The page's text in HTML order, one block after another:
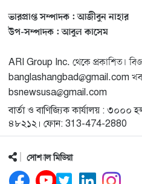
মিশিগানে ফ্রেন্ডস এন্ড
১৩
মিশিগানে ডেমোক্র্যাটদের
কেন এত মরিয়া
১৪
মুনা দাওয়াহ কনফারেন্স
১৫
শেখ হাসিনার সঙ্গে সংবাদ
হাসান
১৬
ভারপ্রাপ্ত সম্পাদক : আজীবুন নাহার
উপ-সম্পাদক : আবুল কাসেম
ARI Group Inc. থেকে প্রকাশিত।
banglashangbad@gmail.com
bsnewsusa@gmail.com
বার্তা ও বাণিজ্যিক কার্যালয় : ৩০০০
৪৮২১২। ফোন: 313-474-2880
সোশ্যাল মিডিয়া